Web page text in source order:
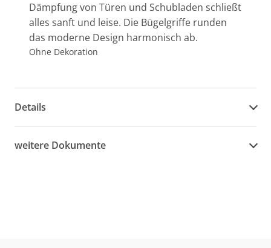
Dämpfung von Türen und Schubladen schließt
alles sanft und leise. Die Bügelgriffe runden
das moderne Design harmonisch ab.
Ohne Dekoration
Details
weitere Dokumente